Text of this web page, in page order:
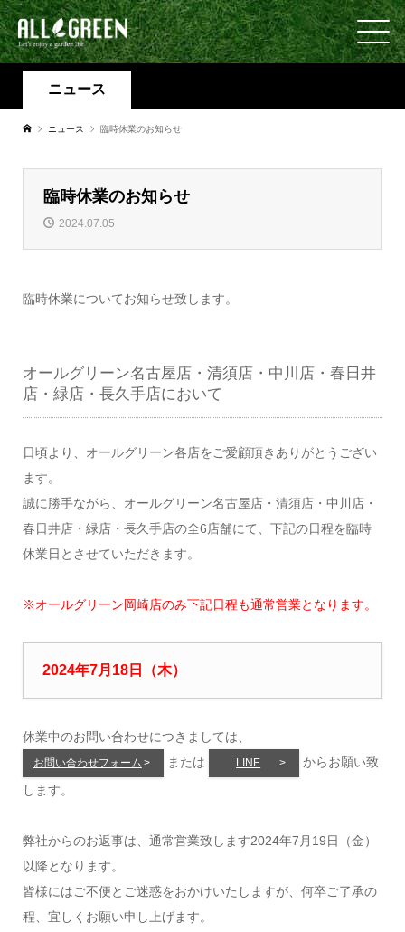
ニュース
ニュース 臨時休業のお知らせ
臨時休業のお知らせ
2024.07.05
臨時休業についてお知らせ致します。
オールグリーン名古屋店・清須店・中川店・春日井
店・緑店・長久手店において
日頃より、オールグリーン各店をご愛顧頂きありがとうござい
ます。
誠に勝手ながら、オールグリーン名古屋店・清須店・中川店・
春日井店・緑店・長久手店の全6店舗にて、下記の日程を臨時
休業日とさせていただきます。
※オールグリーン岡崎店のみ下記日程も通常営業となります。
2024年7月18日（木）
休業中のお問い合わせにつきましては、
お問い合わせフォーム または LINE
からお願い致
します。
弊社からのお返事は、通常営業致します2024年7月19日（金）
以降となります。
皆様にはご不便とご迷惑をおかけいたしますが、何卒ご了承の
程、宜しくお願い申し上げます。